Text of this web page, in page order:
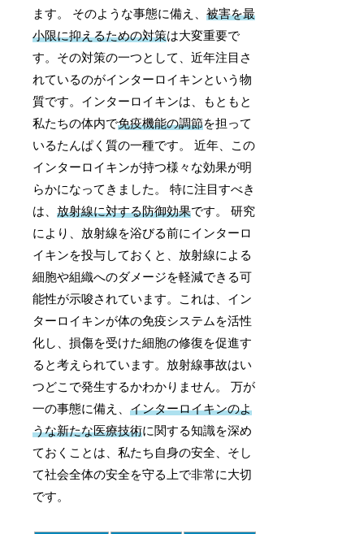
ます。 そのような事態に備え、被害を最
小限に抑えるための対策は大変重要で
す。その対策の一つとして、近年注目さ
れているのがインターロイキンという物
質です。インターロイキンは、もともと
私たちの体内で免疫機能の調節を担って
いるたんぱく質の一種です。 近年、この
インターロイキンが持つ様々な効果が明
らかになってきました。 特に注目すべき
は、放射線に対する防御効果です。 研究
により、放射線を浴びる前にインターロ
イキンを投与しておくと、放射線による
細胞や組織へのダメージを軽減できる可
能性が示唆されています。これは、イン
ターロイキンが体の免疫システムを活性
化し、損傷を受けた細胞の修復を促進す
ると考えられています。放射線事故はい
つどこで発生するかわかりません。 万が
一の事態に備え、インターロイキンのよ
うな新たな医療技術に関する知識を深め
ておくことは、私たち自身の安全、そし
て社会全体の安全を守る上で非常に大切
です。